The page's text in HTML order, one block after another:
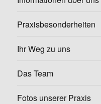
Praxisbesonderheiten
Ihr Weg zu uns
Das Team
Fotos unserer Praxis